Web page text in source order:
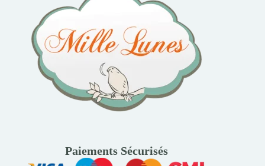
Paiements Sécurisés